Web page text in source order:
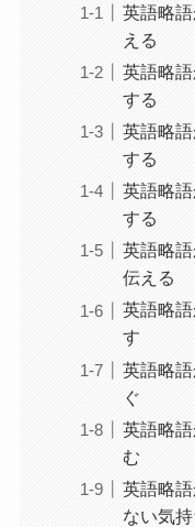
英語略
える
英語略
する
英語略
する
英語略
する
英語略
伝える
英語略
す
英語略
ぐ
英語略
む
英語略
ない気持